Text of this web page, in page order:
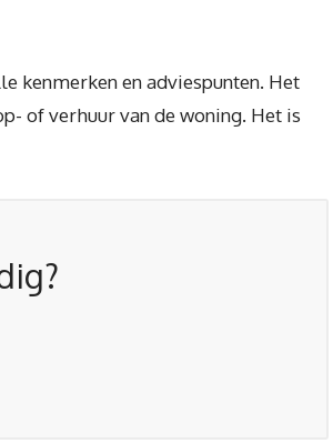
kenmerken en adviespunten. Het
of verhuur van de woning. Het is